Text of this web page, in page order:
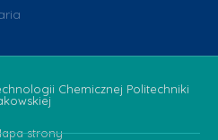
Chemicznej Politechniki
strony